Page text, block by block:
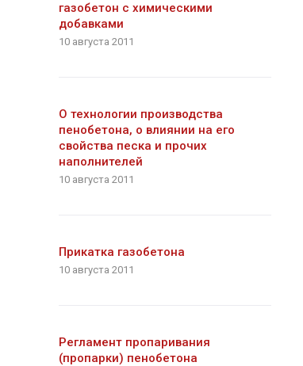
газобетон с химическими
добавками
10 августа 2011
О технологии производства
пенобетона, о влиянии на его
свойства песка и прочих
наполнителей
10 августа 2011
Прикатка газобетона
10 августа 2011
Регламент пропаривания
(пропарки) пенобетона